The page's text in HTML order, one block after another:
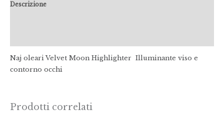
Descrizione
Naj oleari Velvet Moon Highlighter Illuminante viso e
contorno occhi
Prodotti correlati